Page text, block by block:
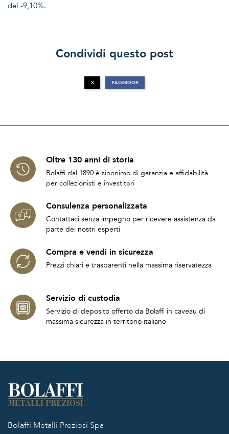
del -9,10%.
Condividi questo post
X FACEBOOK
Oltre 130 anni di storia
Bolaffi dal 1890 è sinonimo di garanzia e affidabilità
per collezionisti e investitori
Consulenza personalizzata
Contattaci senza impegno per ricevere assistenza da
parte dei nostri esperti
Compra e vendi in sicurezza
Prezzi chiari e trasparenti nella massima riservatezza
Servizio di custodia
Servizio di deposito offerto da Bolaffi in caveau di
massima sicurezza in territorio italiano
Bolaffi Metalli Preziosi Spa